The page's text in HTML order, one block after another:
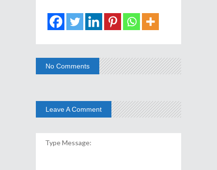
No Comments
Leave A Comment